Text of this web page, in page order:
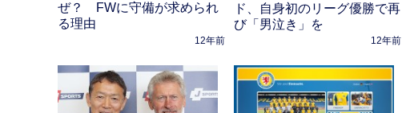
ぜ？ FWに守備が求められ
る理由
12年前
ド、自身初のリーグ優勝で再
び「男泣き」を
12年前